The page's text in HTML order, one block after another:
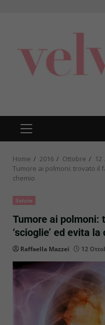
PRIMARY
MENU
Home 2016 Ottobre
12
Tumore ai polmoni: trovato il
chemio
Salute
Tumore ai polmoni:
‘scioglie’ ed evita
Raffaella Mazzei 12